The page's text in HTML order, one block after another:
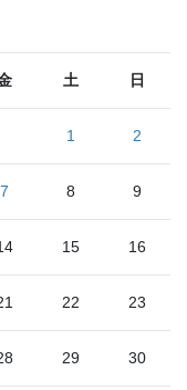
土 日
1 2
7 8 9
15 16
22 23
29 30